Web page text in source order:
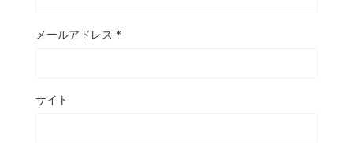
メールアドレス *
サイト